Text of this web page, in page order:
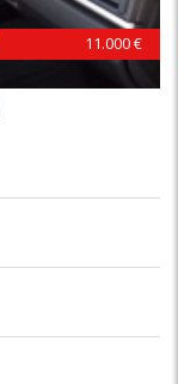
11.000 €